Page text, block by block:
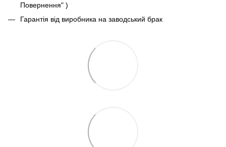
Повернення" )
Гарантія від виробника на заводський брак